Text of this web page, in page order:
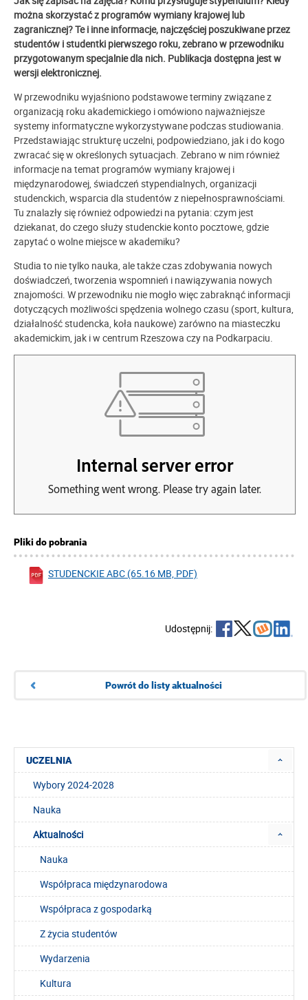
można skorzystać z programów wymiany krajowej lub
zagranicznej? Te i inne informacje, najczęściej poszukiwane przez
studentów i studentki pierwszego roku, zebrano w przewodniku
przygotowanym specjalnie dla nich. Publikacja dostępna jest w
wersji elektronicznej.
W przewodniku wyjaśniono podstawowe terminy związane z
organizacją roku akademickiego i omówiono najważniejsze
systemy informatyczne wykorzystywane podczas studiowania.
Przedstawiając strukturę uczelni, podpowiedziano, jak i do kogo
zwracać się w określonych sytuacjach. Zebrano w nim również
informacje na temat programów wymiany krajowej i
międzynarodowej, świadczeń stypendialnych, organizacji
studenckich, wsparcia dla studentów z niepełnosprawnościami.
Tu znalazły się również odpowiedzi na pytania: czym jest
dziekanat, do czego służy studenckie konto pocztowe, gdzie
zapytać o wolne miejsce w akademiku?
Studia to nie tylko nauka, ale także czas zdobywania nowych
doświadczeń, tworzenia wspomnień i nawiązywania nowych
znajomości. W przewodniku nie mogło więc zabraknąć informacji
dotyczących możliwości spędzenia wolnego czasu (sport, kultura,
działalność studencka, koła naukowe) zarówno na miasteczku
akademickim, jak i w centrum Rzeszowa czy na Podkarpaciu.
Pliki do pobrania
STUDENCKIE ABC (65.16 MB, PDF)
Udostępnij:
Powrót do listy aktualności
UCZELNIA
Wybory 2024-2028
Nauka
Aktualności
Nauka
Współpraca międzynarodowa
Współpraca z gospodarką
Z życia studentów
Wydarzenia
Kultura